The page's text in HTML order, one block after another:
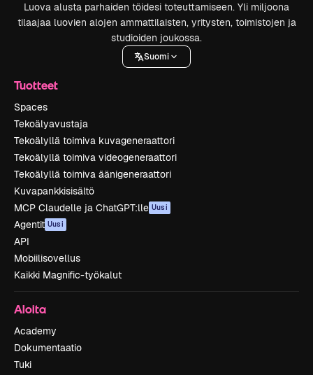
Luova alusta parhaiden töidesi toteuttamiseen. Yli miljoona
tilaajaa luovien alojen ammattilaisten, yritysten, toimistojen ja
studioiden joukossa.
Suomi
Tuotteet
Spaces
Tekoälyavustaja
Tekoälyllä toimiva kuvageneraattori
Tekoälyllä toimiva videogeneraattori
Tekoälyllä toimiva äänigeneraattori
Kuvapankkisisältö
MCP Claudelle ja ChatGPT:lle Uusi
Agentit Uusi
API
Mobiilisovellus
Kaikki Magnific-työkalut
Aloita
Academy
Dokumentaatio
Tuki